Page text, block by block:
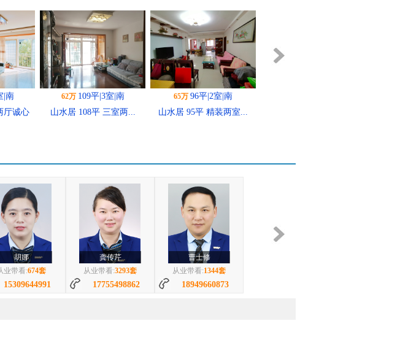
南
两...
65万 96平|2室|南
山水居 95平 精装两室...
85万134平|3室|南
山水居 133平 南向精...
|南
修三室
106平|2室|南
山水居 可改3室！中层南...
58万95平|2室|南
山水居 94平 精装两室...
龚传芹
带看:3293套
17755498862
曹士修
从业带看:1344套
18949660873
马秀荣
从业带看:869套
19334150120